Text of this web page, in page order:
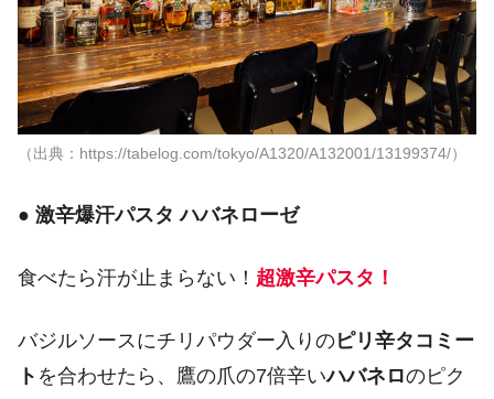
（出典：https://tabelog.com/tokyo/A1320/A132001/13199374/）
● 激辛爆汗パスタ ハバネローゼ
食べたら汗が止まらない！ 超激辛パスタ！
バジルソースにチリパウダー入りのピリ辛タコミー
ト を合わせたら、鷹の爪の7倍辛いハバネロのピク